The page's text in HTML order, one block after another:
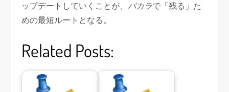
ップデートしていくことが、バカラで「残る」た
めの最短ルートとなる。
Related Posts: